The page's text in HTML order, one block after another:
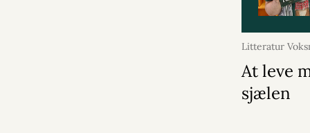
Litteratur
2026
At leve
sjælen